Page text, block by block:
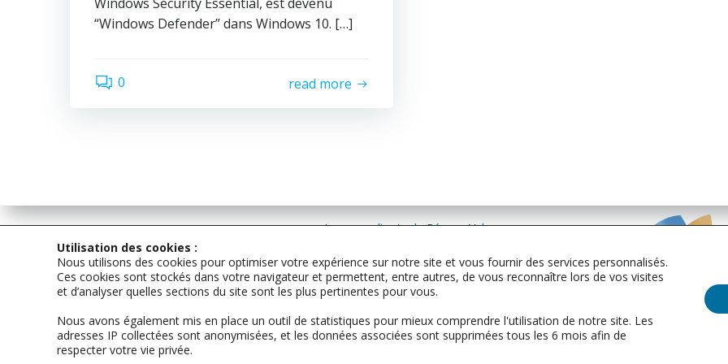
“Windows Defender” dans Windows 10. […]
0 read more
Les consultants du Réseau Valor
en Afrique et aux USA.
EMEA | NOAM
Lundi au vendredi
08h00 - 20h00 GMT
+33
Utilisation des cookies :
Nous utilisons des cookies pour optimiser votre expérience sur notre site et vous fournir des services personnalisés.
Ces cookies sont stockés dans votre navigateur et permettent, entre autres, de vous reconnaître lors de vos visites
et d’analyser quelles sections du site sont les plus pertinentes pour vous.
Nous avons également mis en place un outil de statistiques pour mieux comprendre l'utilisation de notre site. Les
adresses IP collectées sont anonymisées, et les données associées sont supprimées tous les 6 mois afin de
respecter votre vie privée.